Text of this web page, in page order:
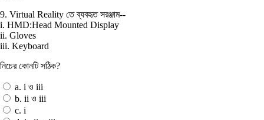
9. Virtual Reality তে ব্যবহৃত সরঞ্জাম--
i. HMD:Head Mounted Display
ii. Gloves
iii. Keyboard
নিচের কোনটি সঠিক?
a. i ও iii
b. ii ও iii
c. i